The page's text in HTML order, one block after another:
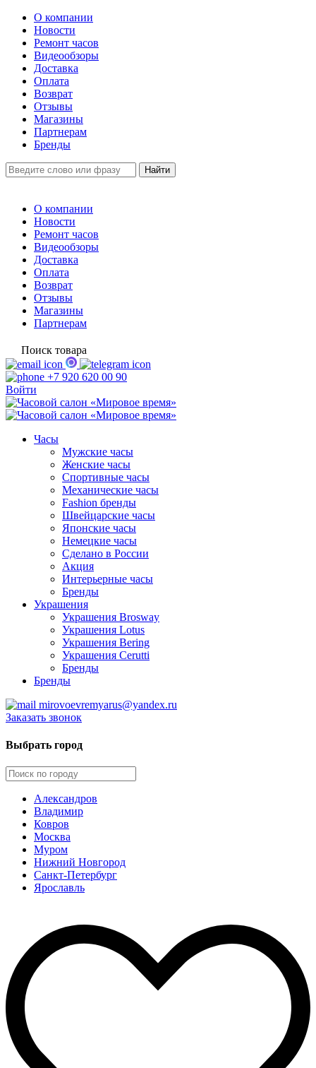
О компании
Новости
Ремонт часов
Видеообзоры
Доставка
Оплата
Возврат
Отзывы
Магазины
Партнерам
Бренды
О компании
Новости
Ремонт часов
Видеообзоры
Доставка
Оплата
Возврат
Отзывы
Магазины
Партнерам
Поиск товара
+7 920 620 00 90
Войти
Часы
Мужские часы
Женские часы
Спортивные часы
Механические часы
Fashion бренды
Швейцарские часы
Японские часы
Немецкие часы
Сделано в России
Акция
Интерьерные часы
Бренды
Украшения
Украшения Brosway
Украшения Lotus
Украшения Bering
Украшения Cerutti
Бренды
Бренды
mirovoevremyarus@yandex.ru
Заказать звонок
Выбрать город
Александров
Владимир
Ковров
Москва
Муром
Нижний Новгород
Санкт-Петербург
Ярославль